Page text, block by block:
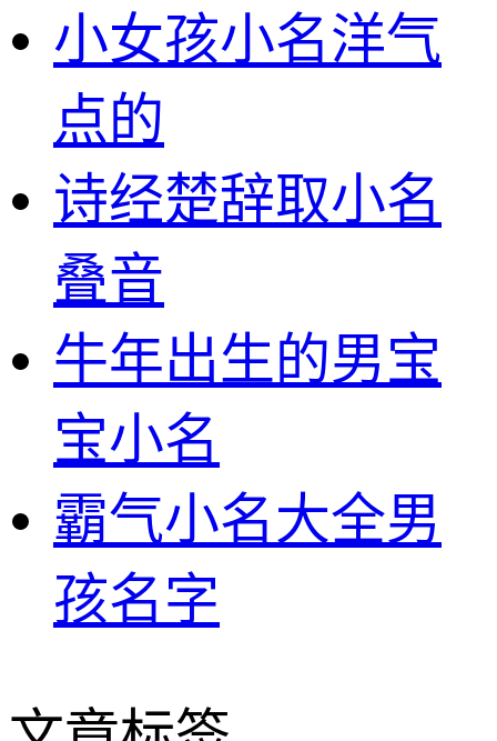
小女孩小名洋气
点的
诗经楚辞取小名
叠音
牛年出生的男宝
宝小名
霸气小名大全男
孩名字